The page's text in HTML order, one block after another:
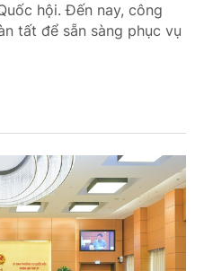
hội. Đến nay, công
tất để sẵn sàng phục vụ